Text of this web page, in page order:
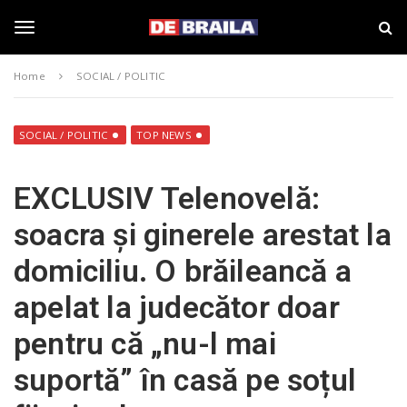
g
l
e
n
i
a
a
–
d
e
b
r
a
i
l
a
.
r
Home SOCIAL / POLITIC
SOCIAL / POLITIC TOP NEWS
EXCLUSIV Telenovelă:
soacra și ginerele arestat la
domiciliu. O brăileancă a
apelat la judecător doar
pentru că „nu-l mai
suportă” în casă pe soțul